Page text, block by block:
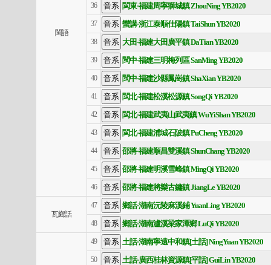
閩語
36 閩東·福建周寧獅城鎮 ZhouNing YB2020
37 蠻講·浙江泰順仕陽鎮 TaiShun YB2020
38 大田·福建大田廣平鎮 DaTian YB2020
39 閩中·福建三明梅列區 SanMing YB2020
40 閩中·福建沙縣鳳崗鎮 ShaXian YB2020
41 閩北·福建松溪松源鎮 SongQi YB2020
42 閩北·福建武夷山武夷鎮 WuYiShan YB2020
43 閩北·福建浦城石陂鎮 PuCheng YB2020
44 邵將·福建順昌雙溪鎮 ShunChang YB2020
45 邵將·福建明溪雪峰鎮 MingQi YB2020
46 邵將·福建將樂古鏞鎮 JiangLe YB2020
瓦鄉話
47 鄉話·湖南沅陵麻溪鋪 YuanLing YB2020
48 鄉話·湖南瀘溪梁家潭鄉 LuQi YB2020
49 土話·湖南寧遠中和鎮[土話] NingYuan YB2020
50 土話·廣西桂林資源鎮[平話] GuiLin YB2020